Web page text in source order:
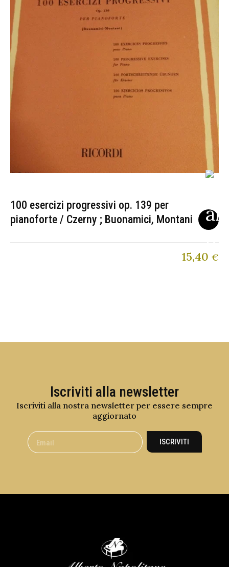
100 esercizi progressivi op. 139 per
pianoforte / Czerny ; Buonamici, Montani
15,40 €
Iscriviti alla newsletter
Iscriviti alla nostra newsletter per essere sempre
aggiornato
ISCRIVITI